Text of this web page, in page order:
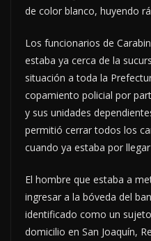
de color blanco, huyendo
Los funcionarios de
estaba ya cerca de la
situación a toda la
copamiento policial por
y sus unidades
permitió cerrar todos los
cuando ya estaba por
El hombre que estaba a
ingresar a la bóveda del
identificado como un
domicilio en San Joaquín,